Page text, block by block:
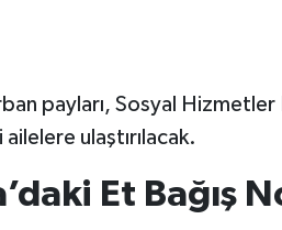
payları, Sosyal Hizmetler
ulaştırılacak.
Et Bağış